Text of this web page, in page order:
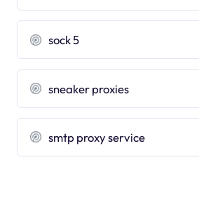
sock 5
sneaker proxies
smtp proxy service